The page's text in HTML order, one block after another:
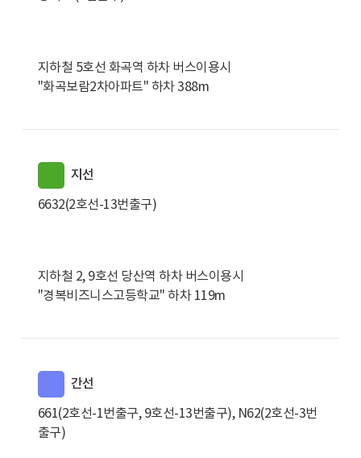
지하철 5호선 화곡역 하차 버스이용시
"화곡보람2차아파트" 하차 388m
지선
6632(2호선-13번출구)
지하철 2, 9호선 당산역 하차 버스이용시
"경복비즈니스고등학교" 하차 119m
간선
661(2호선-1번출구, 9호선-13번출구), N62(2호선-3번
출구)